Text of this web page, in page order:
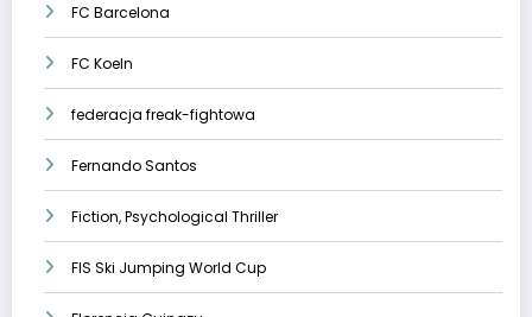
FC Barcelona
FC Koeln
federacja freak-fightowa
Fernando Santos
Fiction, Psychological Thriller
FIS Ski Jumping World Cup